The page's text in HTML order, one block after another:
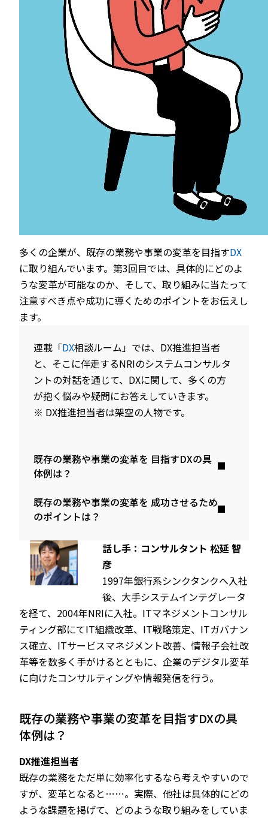
多くの企業が、既存の業務や事業の変革を目指すDX
に取り組んでいます。第3回目では、具体的にどのよ
うな変革が可能なのか、そして、取り組みに当たって
注意すべき点や成功に導くためのポイントをお伝えし
ます。
連載「DX相談ルーム」では、DX推進担当者
と、そこに伴走するNRIのシステムコンサルタ
ントの対話を通じて、DXに関して、多くの方
が抱く悩みや疑問にお答えしていきます。
※ DX推進担当者は架空の人物です。
既存の業務や事業の変革を 目指すDXの具
体例は？
既存の業務や事業の変革を 成功させるため
のポイントは？
話し手：コンサルタント 松延 智
彦
1997年銀行系シンクタンクへ入社
後、大手システムインテグレータ
を経て、2004年NRIに入社。ITマネジメントコンサル
ティング部にてIT組織改革、IT戦略策定、ITガバナン
ス確立、ITサービスマネジメント改善、情報子会社改
革等を数多く手がけるとともに、企業のデジタル変革
に向けたコンサルティングや情報発信を行う。
既存の業務や事業の変革を目指すDXの具
体例は？
DX推進担当者
既存の業務をただ単に効率化するなら考えやすいので
すが、変革となると……。実際、他社は具体的にどの
ような課題を掲げて、どのような取り組みをしていま